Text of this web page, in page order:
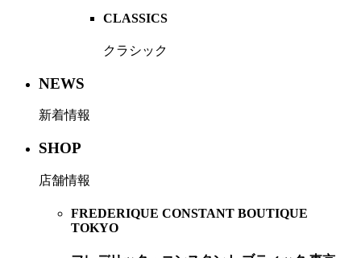
CLASSICS
クラシック
NEWS
新着情報
SHOP
店舗情報
FREDERIQUE CONSTANT BOUTIQUE
TOKYO